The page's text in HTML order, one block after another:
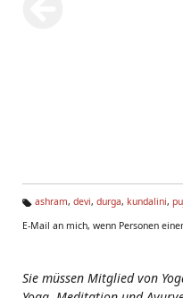
g
ashram, devi, durga, kundalini,
E-Mail an mich, wenn Personen
Sie müssen Mitglied von